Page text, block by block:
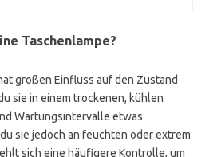
Taschenlampe?
großen Einfluss auf den Zustand
sie in einem trockenen, kühlen
Wartungsintervalle etwas
sie jedoch an feuchten oder extrem
sich eine häufigere Kontrolle, um